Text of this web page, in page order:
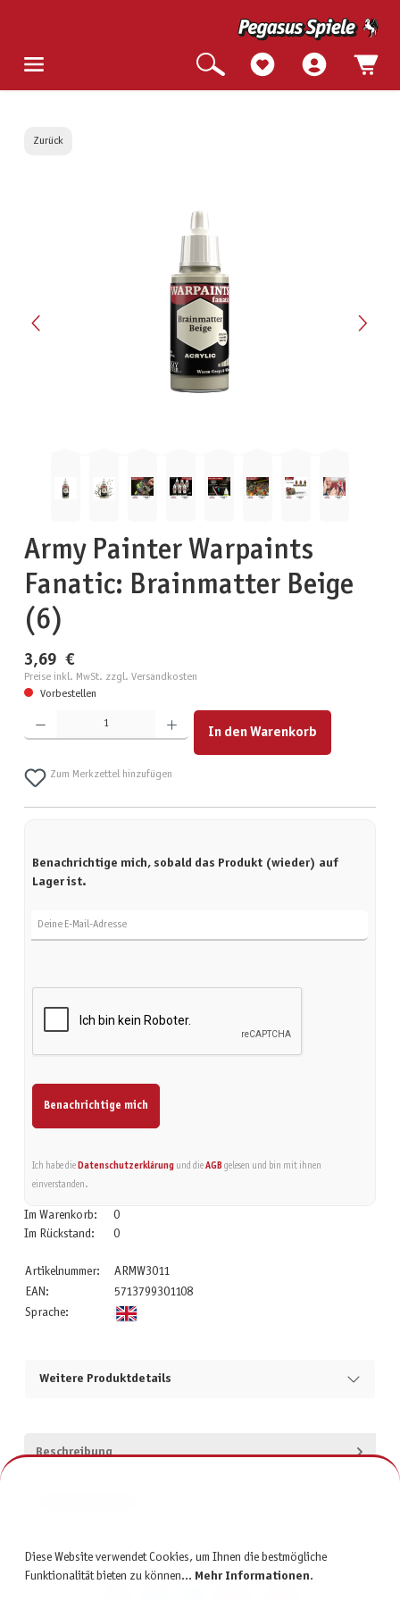
Zurück
Army Painter Warpaints
Fanatic: Brainmatter Beige
(6)
3,69 €
Preise inkl. MwSt. zzgl. Versandkosten
Vorbestellen
Produkt Anzahl: Gib den gewünschten Wert ein oder benutze die Schaltflächen um die Anzahl zu
In den Warenkorb
Zum Merkzettel hinzufügen
Benachrichtige mich, sobald das Produkt (wieder) auf
Lager ist.
Benachrichtige mich
Ich habe die Datenschutzerklärungund die AGBgelesen und bin mit ihnen
einverstanden.
Im Warenkorb:
0
Im Rückstand:
0
Artikelnummer:
ARMW3011
EAN:
5713799301108
Sprache:
Weitere Produktdetails
Beschreibung
Diese Website verwendet Cookies, um Ihnen die bestmögliche
Funktionalität bieten zu können... Mehr Informationen.